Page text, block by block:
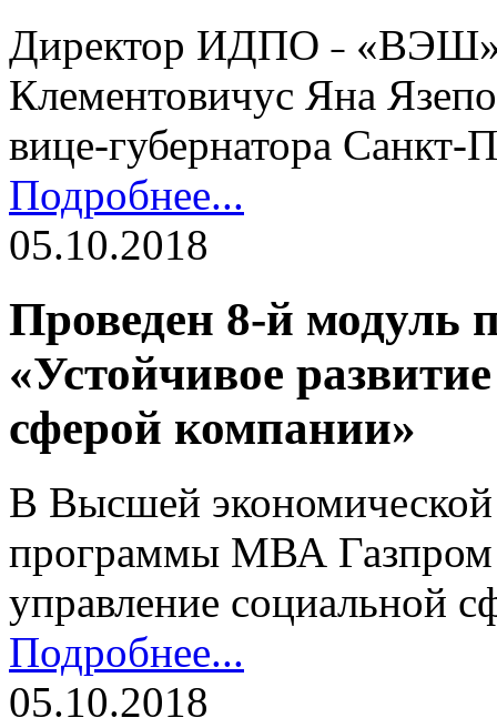
Директор ИДПО ˗
Клементовичус Яна
вице-губернатора Санкт-
Подробнее...
05.10.2018
Проведен 8-й
«Устойчивое
сферой компании»
В Высшей
программы МВА Газпром
управление социальной
Подробнее...
05.10.2018